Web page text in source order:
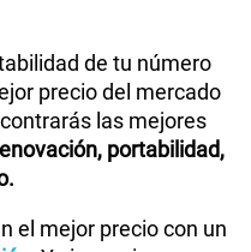
de tu número
precio del mercado
las mejores
portabilidad,
el mejor precio con un